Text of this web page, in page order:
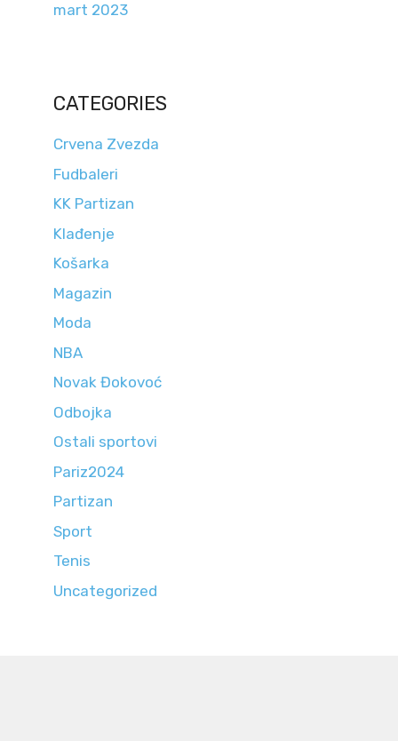
mart 2023
CATEGORIES
Crvena Zvezda
Fudbaleri
KK Partizan
Klađenje
Košarka
Magazin
Moda
NBA
Novak Đokovoć
Odbojka
Ostali sportovi
Pariz2024
Partizan
Sport
Tenis
Uncategorized